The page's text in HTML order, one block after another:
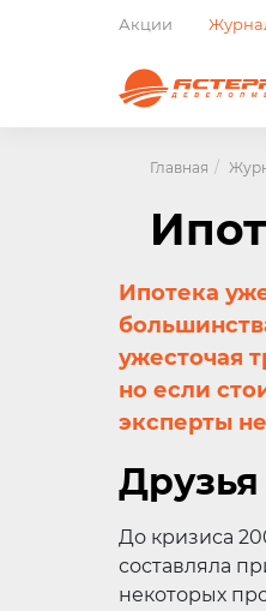
Акции
Главная
Ипотека
ужесточая
но если
эксперты
До кризиса
составляла
некоторых